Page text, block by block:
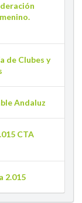
de Clubes y
Andaluz
CTA
2.015